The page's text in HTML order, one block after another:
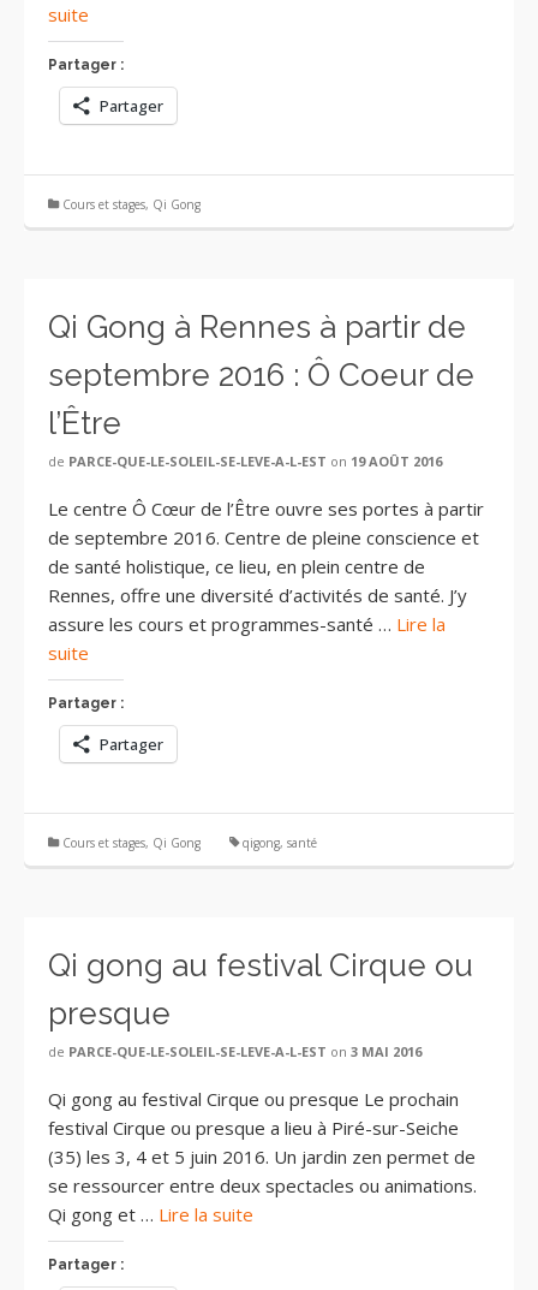
suite
Partager :
Partager
Cours et stages, Qi Gong
Qi Gong à Rennes à partir de
septembre 2016 : Ô Coeur de
l’Être
de PARCE-QUE-LE-SOLEIL-SE-LEVE-A-L-EST on 19 AOÛT 2016
Le centre Ô Cœur de l’Être ouvre ses portes à partir
de septembre 2016. Centre de pleine conscience et
de santé holistique, ce lieu, en plein centre de
Rennes, offre une diversité d’activités de santé. J’y
assure les cours et programmes-santé … Lire la
suite
Partager :
Partager
Cours et stages, Qi Gong qigong, santé
Qi gong au festival Cirque ou
presque
de PARCE-QUE-LE-SOLEIL-SE-LEVE-A-L-EST on 3 MAI 2016
Qi gong au festival Cirque ou presque Le prochain
festival Cirque ou presque a lieu à Piré-sur-Seiche
(35) les 3, 4 et 5 juin 2016. Un jardin zen permet de
se ressourcer entre deux spectacles ou animations.
Qi gong et … Lire la suite
Partager :